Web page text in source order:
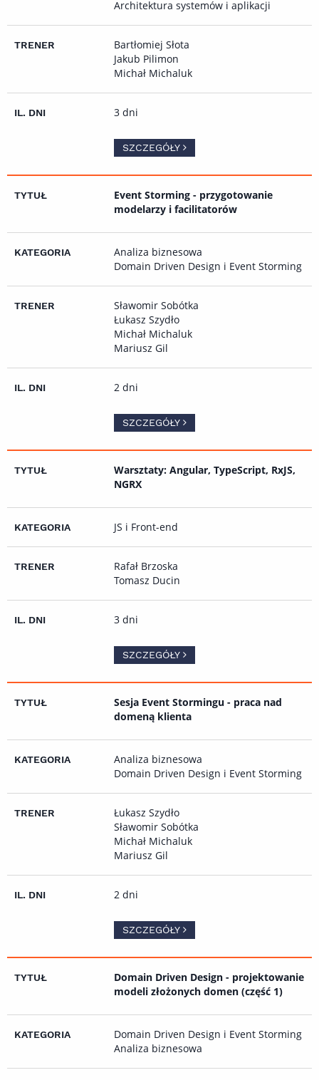
Architektura systemów i aplikacji
Bartłomiej Słota
Jakub Pilimon
Michał Michaluk
3 dni
SZCZEGÓŁY
Event Storming - przygotowanie
modelarzy i facilitatorów
Analiza biznesowa
Domain Driven Design i Event Storming
Sławomir Sobótka
Łukasz Szydło
Michał Michaluk
Mariusz Gil
2 dni
SZCZEGÓŁY
Warsztaty: Angular, TypeScript, RxJS,
NGRX
JS i Front-end
Rafał Brzoska
Tomasz Ducin
3 dni
SZCZEGÓŁY
Sesja Event Stormingu - praca nad
domeną klienta
Analiza biznesowa
Domain Driven Design i Event Storming
Łukasz Szydło
Sławomir Sobótka
Michał Michaluk
Mariusz Gil
2 dni
SZCZEGÓŁY
Domain Driven Design - projektowanie
modeli złożonych domen (część 1)
Domain Driven Design i Event Storming
Analiza biznesowa